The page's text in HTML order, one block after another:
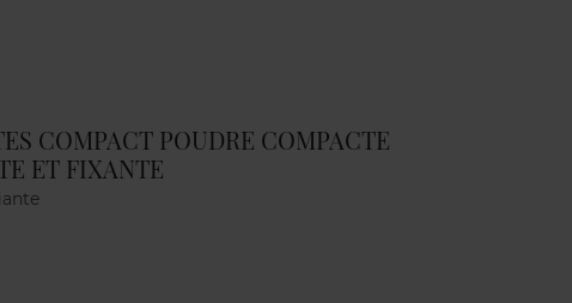
COMPACT POUDRE COMPACTE
ET FIXANTE